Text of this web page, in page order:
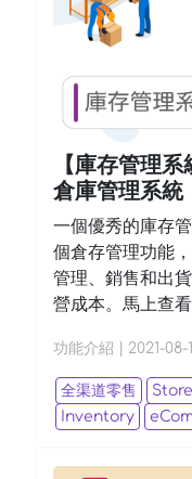
【庫存管理
倉庫管理系
一個優秀的庫存
個倉存管理功能
管理、銷售和出
營成本。馬上查看
功能介紹 2021-08-
全渠道零售
Inventory